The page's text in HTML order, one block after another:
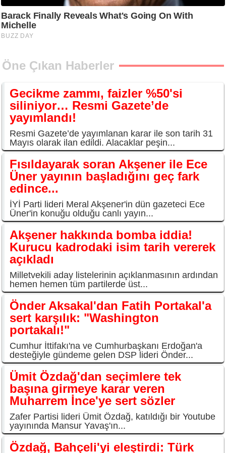
Öne Çıkan Haberler
Gecikme zammı, faizler %50'si
siliniyor… Resmi Gazete’de
yayımlandı!
Resmi Gazete’de yayımlanan karar ile son tarih 31
Mayıs olarak ilan edildi. Alacaklar peşin...
Fısıldayarak soran Akşener ile Ece
Üner yayının başladığını geç fark
edince...
İYİ Parti lideri Meral Akşener'in dün gazeteci Ece
Üner'in konuğu olduğu canlı yayın...
Akşener hakkında bomba iddia!
Kurucu kadrodaki isim tarih vererek
açıkladı
Milletvekili aday listelerinin açıklanmasının ardından
hemen hemen tüm partilerde üst...
Önder Aksakal'dan Fatih Portakal'a
sert karşılık: "Washington
portakalı!"
Cumhur İttifakı'na ve Cumhurbaşkanı Erdoğan'a
desteğiyle gündeme gelen DSP lideri Önder...
Ümit Özdağ'dan seçimlere tek
başına girmeye karar veren
Muharrem İnce'ye sert sözler
Zafer Partisi lideri Ümit Özdağ, katıldığı bir Youtube
yayınında Mansur Yavaş'ın...
Özdağ, Bahçeli'yi eleştirdi: Türk